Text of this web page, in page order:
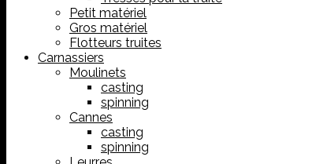
Petit matériel
Gros matériel
Flotteurs truites
Carnassiers
Moulinets
casting
spinning
Cannes
casting
spinning